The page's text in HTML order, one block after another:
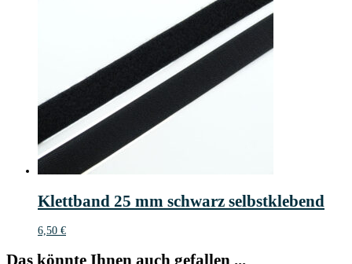
Klettband 25 mm schwarz selbstklebend
6,50 €